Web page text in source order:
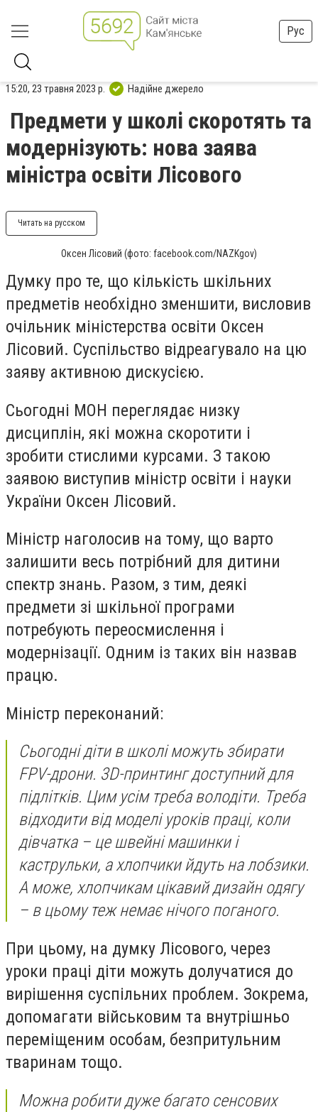
Рус
15:20, 23 травня 2023 р. Надійне джерело
Предмети у школі скоротять та
модернізують: нова заява
міністра освіти Лісового
Читать на русском
Оксен Лісовий (фото: facebook.com/NAZKgov)
Думку про те, що кількість шкільних
предметів необхідно зменшити, висловив
очільник міністерства освіти Оксен
Лісовий. Суспільство відреагувало на цю
заяву активною дискусією.
Сьогодні МОН переглядає низку
дисциплін, які можна скоротити і
зробити стислими курсами. З такою
заявою виступив міністр освіти і науки
України Оксен Лісовий.
Міністр наголосив на тому, що варто
залишити весь потрібний для дитини
спектр знань. Разом, з тим, деякі
предмети зі шкільної програми
потребують переосмислення і
модернізації. Одним із таких він назвав
працю.
Міністр переконаний:
Сьогодні діти в школі можуть збирати
FPV-дрони. 3D-принтинг доступний для
підлітків. Цим усім треба володіти. Треба
відходити від моделі уроків праці, коли
дівчатка – це швейні машинки і
каструльки, а хлопчики йдуть на лобзики.
А може, хлопчикам цікавий дизайн одягу
– в цьому теж немає нічого поганого.
При цьому, на думку Лісового, через
уроки праці діти можуть долучатися до
вирішення суспільних проблем. Зокрема,
допомагати військовим та внутрішньо
переміщеним особам, безпритульним
тваринам тощо.
Можна робити дуже багато сенсових